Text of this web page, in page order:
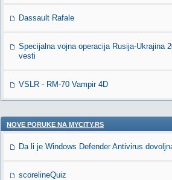
Dassault Rafale
Specijalna vojna operacija Rusija-Ukrajina
vesti
VSLR - RM-70 Vampir 4D
NOVE PORUKE NA MYCITY.RS
Da li je Windows Defender Antivirus
scorelineQuiz